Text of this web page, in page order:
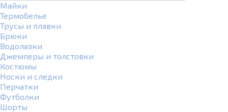
Майки
Термобелье
Трусы и плавки
Брюки
Водолазки
Джемперы и толстовки
Костюмы
Носки и следки
Перчатки
Футболки
Шорты